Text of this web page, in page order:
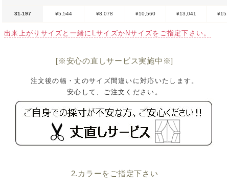
31-197 ¥5,544 ¥8,078 ¥10,560 ¥13,041
出来上がりサイズと一緒にLサイズかNサイズをご指定下さい。
[※安心の直しサービス実施中※]
注文後の幅・丈のサイズ間違いに対応いたします。
安心して、ご注文ください。
2.カラーをご指定下さい